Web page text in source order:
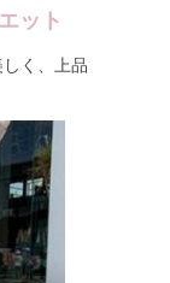
ット
く、上品